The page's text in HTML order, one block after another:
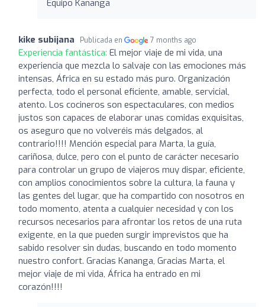
Equipo Kananga
kike subijana Publicada en 7 months ago
Experiencia fantástica: El mejor viaje de mi vida, una
experiencia que mezcla lo salvaje con las emociones más
intensas, África en su estado más puro. Organización
perfecta, todo el personal eficiente, amable, servicial,
atento. Los cocineros son espectaculares, con medios
justos son capaces de elaborar unas comidas exquisitas,
os aseguro que no volveréis más delgados, al
contrario!!!! Mención especial para Marta, la guía,
cariñosa, dulce, pero con el punto de carácter necesario
para controlar un grupo de viajeros muy dispar, eficiente,
con amplios conocimientos sobre la cultura, la fauna y
las gentes del lugar, que ha compartido con nosotros en
todo momento, atenta a cualquier necesidad y con los
recursos necesarios para afrontar los retos de una ruta
exigente, en la que pueden surgir imprevistos que ha
sabido resolver sin dudas, buscando en todo momento
nuestro confort. Gracias Kananga, Gracias Marta, el
mejor viaje de mi vida, África ha entrado en mi
corazón!!!!